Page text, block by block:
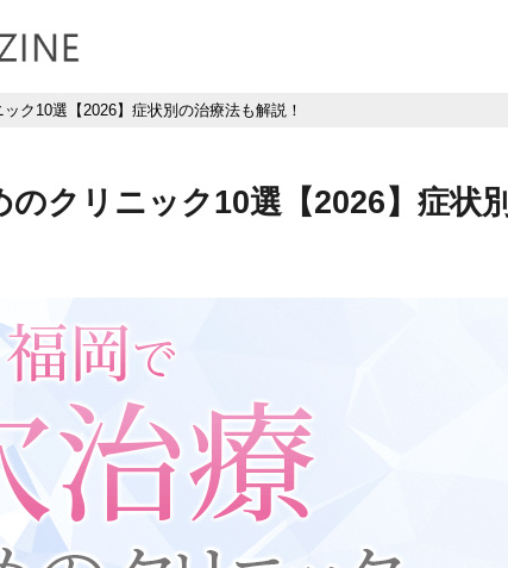
ク10選【2026】症状別の治療法も解説！
クリニック10選【2026】症状別